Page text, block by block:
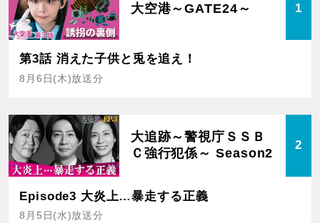
大空港～GATE24～ 1
第3話 消えた子供と兎を追え！
8月6日(木)放送分
大追跡～警視庁ＳＳＢ
Ｃ強行犯係～ Season2
2
Episode3 大炎上…暴走する正義
8月5日(水)放送分